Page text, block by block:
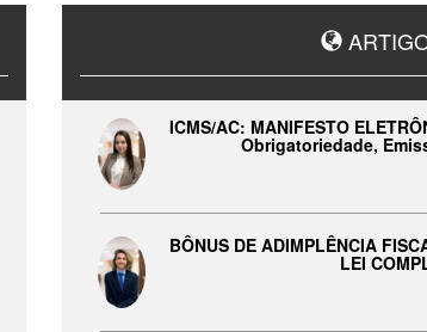
ICMS/AC: MANIFESTO
Obrigatoriedade,
BÔNUS DE ADIMPLÊNCIA
LEI